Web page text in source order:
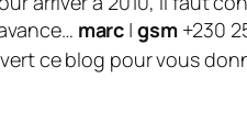
marc | gsm +230
ce blog pour vous